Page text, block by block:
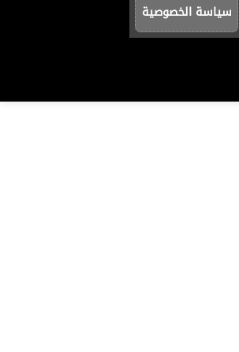
سياسة الخصوصية